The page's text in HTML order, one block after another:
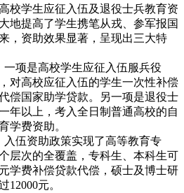
校学生应征入伍及退役士兵教育资
地提高了学生携笔从戎、参军报国
，资助效果显著，呈现出三大特
项是高校学生应征入伍服兵役
对高校应征入伍的学生一次性补偿
偿国家助学贷款。另一项是退役士
年以上，考入全日制普通高校的自
学费资助。
伍资助政策实现了高等教育专
层次的全覆盖，专科生、本科生可
学费补偿贷款代偿，硕士及博士研
12000元。